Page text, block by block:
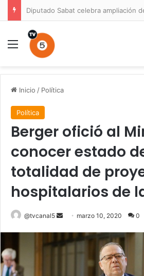
Menú
Inicio / Política
Política
Berger ofició al
conocer estado
totalidad de
hospitalarios de
@tvcanal5
Send
email
marzo 10, 2020 0